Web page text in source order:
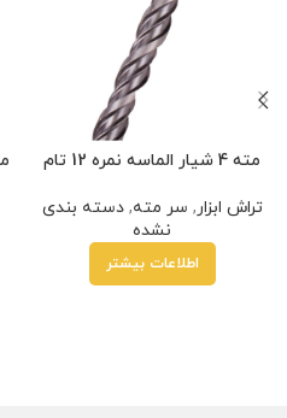
مته 4 شیار الماسه نمره 12 تام
تراش ابزار, سر مته,دسته بندی
نشده
اطلاعات بیشتر